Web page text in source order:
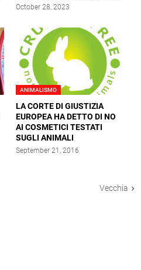
October 28, 2023
ANIMALISMO
LA CORTE DI GIUSTIZIA
EUROPEA HA DETTO DI NO
AI COSMETICI TESTATI
SUGLI ANIMALI
September 21, 2016
Vecchia